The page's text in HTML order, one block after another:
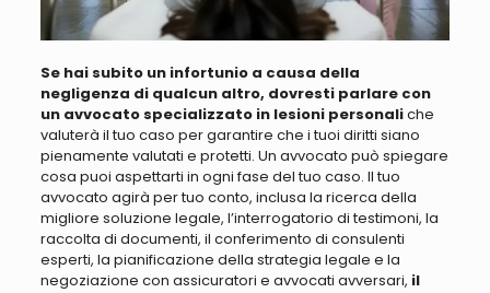
Se hai subito un infortunio a causa della
negligenza di qualcun altro, dovresti parlare con
un avvocato specializzato in lesioni personaliche
valuterà il tuo caso per garantire che i tuoi diritti siano
pienamente valutati e protetti. Un avvocato può spiegare
cosa puoi aspettarti in ogni fase del tuo caso. Il tuo
avvocato agirà per tuo conto, inclusa la ricerca della
migliore soluzione legale, l’interrogatorio di testimoni, la
raccolta di documenti, il conferimento di consulenti
esperti, la pianificazione della strategia legale e la
negoziazione con assicuratori e avvocati avversari, il